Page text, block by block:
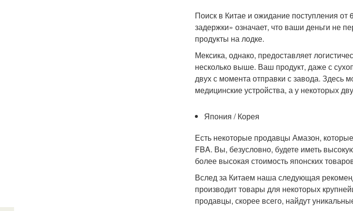
Поиск в Китае и ожидание поступления
задержки» означает, что ваши деньги не
продукты на лодке.
Мексика, однако, предоставляет
несколько выше. Ваш продукт, даже с
двух с момента отправки с завода. Здесь
медицинские устройства, а у некоторых
Япония / Корея
Есть некоторые продавцы Амазон,
FBA. Вы, безусловно, будете иметь
более высокая стоимость японских
Вслед за Китаем наша следующая
производит товары для некоторых
продавцы, скорее всего, найдут